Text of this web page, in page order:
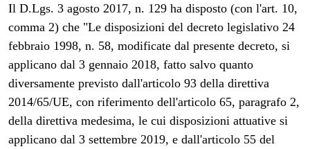
Il D.Lgs. 3 agosto 2017, n. 129 ha disposto (con l'art. 10,
comma 2) che "Le disposizioni del decreto legislativo 24
febbraio 1998, n. 58, modificate dal presente decreto, si
applicano dal 3 gennaio 2018, fatto salvo quanto
diversamente previsto dall'articolo 93 della direttiva
2014/65/UE, con riferimento dell'articolo 65, paragrafo 2,
della direttiva medesima, le cui disposizioni attuative si
applicano dal 3 settembre 2019, e dall'articolo 55 del